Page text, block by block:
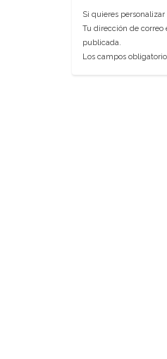
Si quieres
Tu dirección de correo
publicada.
Los campos